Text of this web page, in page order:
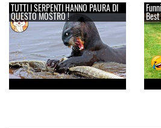
TUTTI I SERPENTI HANNO PAURA DI
QUESTO MOSTRO !